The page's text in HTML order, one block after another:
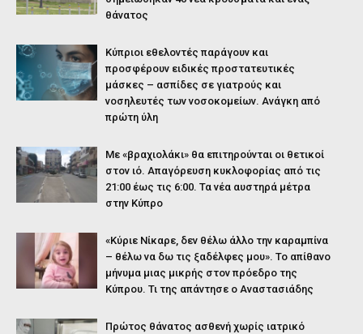
θάνατος
Κύπριοι εθελοντές παράγουν και
προσφέρουν ειδικές προστατευτικές
μάσκες – ασπίδες σε γιατρούς και
νοσηλευτές των νοσοκομείων. Ανάγκη από
πρώτη ύλη
Με «βραχιολάκι» θα επιτηρούνται οι θετικοί
στον ιό. Απαγόρευση κυκλοφορίας από τις
21:00 έως τις 6:00. Τα νέα αυστηρά μέτρα
στην Κύπρο
«Κύριε Νίκαρε, δεν θέλω άλλο την καραμπίνα
– θέλω να δω τις ξαδέλφες μου». Το απίθανο
μήνυμα μιας μικρής στον πρόεδρο της
Κύπρου. Τι της απάντησε ο Αναστασιάδης
Πρώτος θάνατος ασθενή χωρίς ιατρικό